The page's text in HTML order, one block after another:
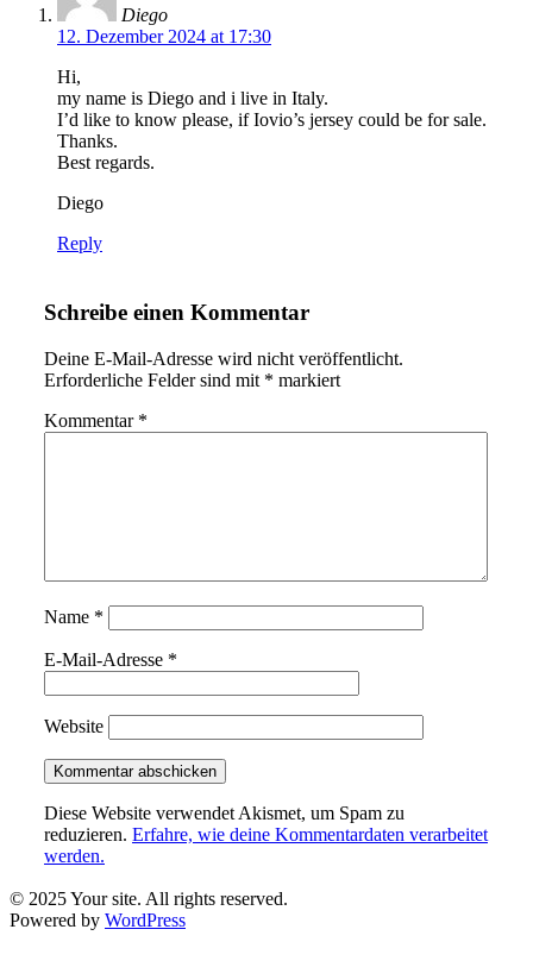
Diego
12. Dezember 2024 at 17:30
Hi,
my name is Diego and i live in Italy.
I’d like to know please, if Iovio’s jersey could be for sale.
Thanks.
Best regards.
Diego
Reply
Schreibe einen Kommentar
Deine E-Mail-Adresse wird nicht veröffentlicht.
Erforderliche Felder sind mit * markiert
Kommentar *
Name *
E-Mail-Adresse *
Website
Diese Website verwendet Akismet, um Spam zu
reduzieren. Erfahre, wie deine Kommentardaten verarbeitet
werden.
© 2025 Your site. All rights reserved.
Powered by WordPress